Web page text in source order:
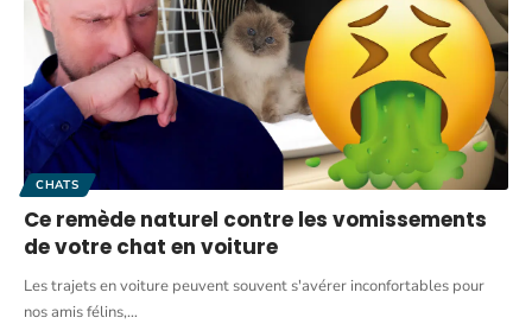
CHATS
Ce remède naturel contre les vomissements
de votre chat en voiture
Les trajets en voiture peuvent souvent s'avérer inconfortables pour
nos amis félins,…